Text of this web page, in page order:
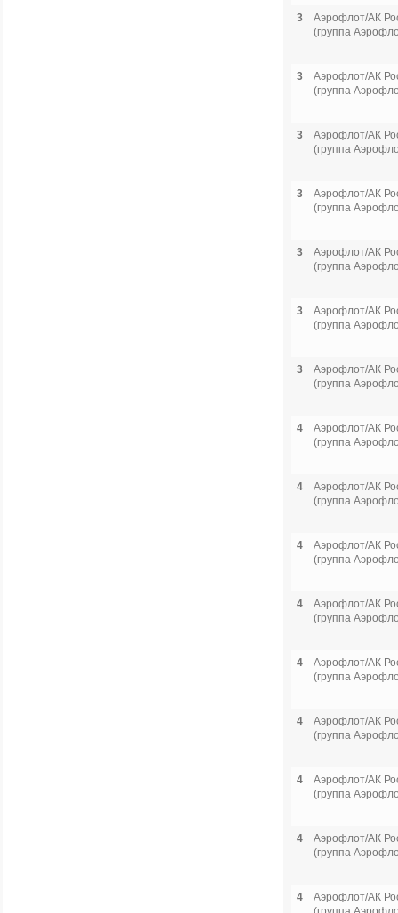
3
Аэрофлот/АК
(группа
3
Аэрофлот/АК
(группа
3
Аэрофлот/АК
(группа
3
Аэрофлот/АК
(группа
3
Аэрофлот/АК
(группа
3
Аэрофлот/АК
(группа
3
Аэрофлот/АК
(группа
4
Аэрофлот/АК
(группа
4
Аэрофлот/АК
(группа
4
Аэрофлот/АК
(группа
4
Аэрофлот/АК
(группа
4
Аэрофлот/АК
(группа
4
Аэрофлот/АК
(группа
4
Аэрофлот/АК
(группа
4
Аэрофлот/АК
(группа
4
Аэрофлот/АК